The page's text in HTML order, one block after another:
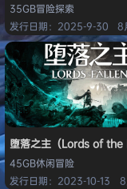
35GB冒险探索
发行日期：2025-9-30
8
堕落之主（Lords of the
45GB休闲冒险
发行日期：2023-10-13